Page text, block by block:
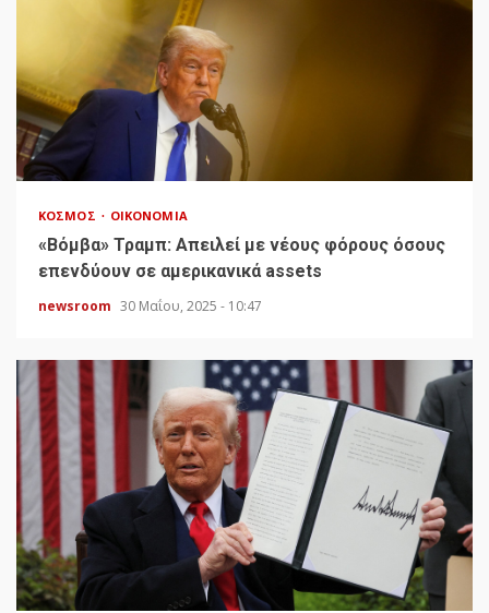
ΚΌΣΜΟΣ ΟΙΚΟΝΟΜΊΑ
«Bόμβα» Τραμπ: Απειλεί με νέους φόρους όσους
επενδύουν σε αμερικανικά assets
newsroom 30 Μαΐου, 2025 - 10:47